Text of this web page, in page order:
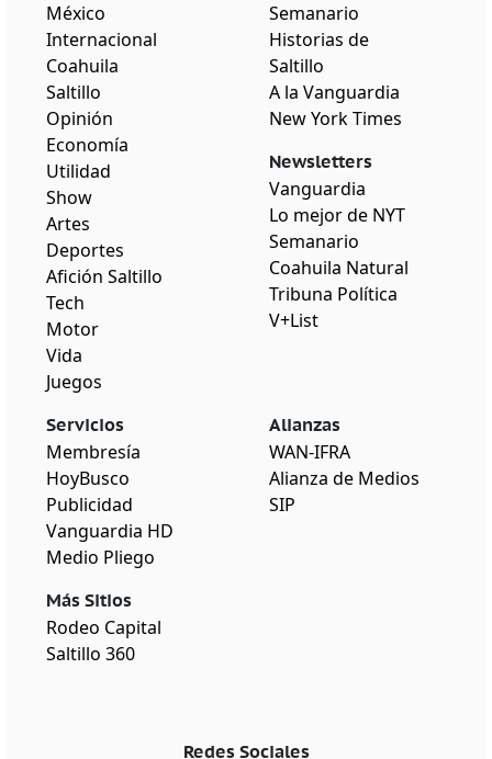
México
Internacional
Coahuila
Saltillo
Opinión
Economía
Utilidad
Show
Artes
Deportes
Afición Saltillo
Tech
Motor
Vida
Juegos
Semanario
Historias de
Saltillo
A la Vanguardia
New York Times
Newsletters
Vanguardia
Lo mejor de NYT
Semanario
Coahuila Natural
Tribuna Política
V+List
Servicios
Membresía
HoyBusco
Publicidad
Vanguardia HD
Medio Pliego
Más Sitios
Rodeo Capital
Saltillo 360
Alianzas
WAN-IFRA
Alianza de Medios
SIP
Redes Sociales